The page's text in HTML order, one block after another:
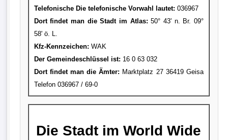
Telefonische Die telefonische Vorwahl lautet: 036967
Dort findet man die Stadt im Atlas: 50° 43' n. Br. 09°
58' ö. L.
Kfz-Kennzeichen: WAK
Der Gemeindeschlüssel ist: 16 0 63 032
Dort findet man die Ämter: Marktplatz 27 36419 Geisa
Telefon 036967 / 69-0
Die Stadt im World Wide